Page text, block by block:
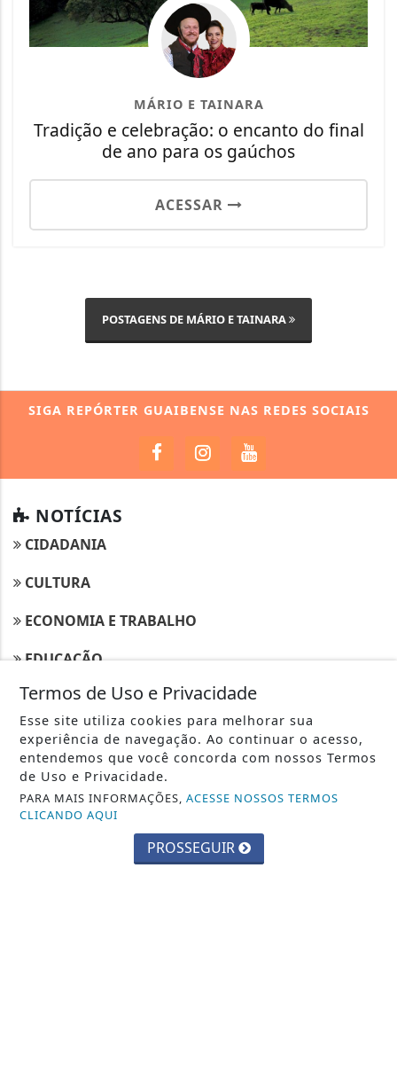
MÁRIO E TAINARA
Tradição e celebração: o encanto do final
de ano para os gaúchos
ACESSAR
POSTAGENS DE MÁRIO E TAINARA
SIGA REPÓRTER GUAIBENSE NAS REDES SOCIAIS
NOTÍCIAS
CIDADANIA
CULTURA
ECONOMIA E TRABALHO
EDUCAÇÃO
ESPORTE
GERAL
POLÍTICA
RETROSPECTIVA
Termos de Uso e Privacidade
Esse site utiliza cookies para melhorar sua
experiência de navegação. Ao continuar o acesso,
entendemos que você concorda com nossos Termos
de Uso e Privacidade.
PARA MAIS INFORMAÇÕES,ACESSE NOSSOS TERMOS
CLICANDO AQUI
PROSSEGUIR